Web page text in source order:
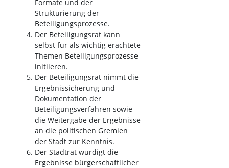
Formate und der
Strukturierung der
Beteiligungsprozesse.
Der Beteiligungsrat kann
selbst für als wichtig erachtete
Themen Beteiligungsprozesse
initiieren.
Der Beteiligungsrat nimmt die
Ergebnissicherung und
Dokumentation der
Beteiligungsverfahren sowie
die Weitergabe der Ergebnisse
an die politischen Gremien
der Stadt zur Kenntnis.
Der Stadtrat würdigt die
Ergebnisse bürgerschaftlicher